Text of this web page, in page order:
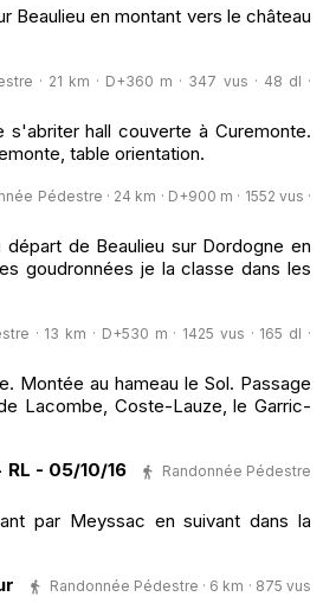
Beaulieu en montant vers le château
· 21 km · D+360 m · 347 vus · 48 dl ·
hall couverte à Curemonte.
table orientation.
Pédestre · 24 km · D+900 m · 1552 vus ·
de Beaulieu sur Dordogne en
goudronnées je la classe dans les
· 13 km · D+530 m · 1425 vus · 165 dl ·
Montée au hameau le Sol. Passage
Lacombe, Coste-Lauze, le Garric-
- 05/10/16
Randonnée Pédestre
par Meyssac en suivant dans la
Randonnée Pédestre · 6 km · 875 vus